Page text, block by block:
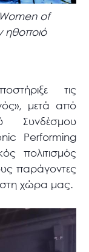
of
ηθοποιό
τις
μετά από
Συνδέσμου
Performing
πολιτισμός
παράγοντες
στη χώρα μας.